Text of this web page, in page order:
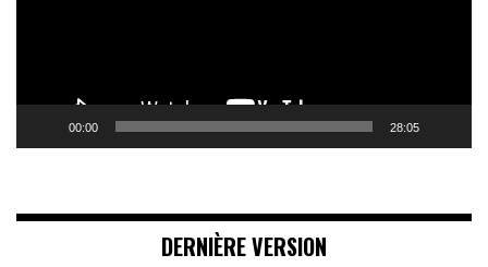
00:00 28:05
DERNIÈRE VERSION